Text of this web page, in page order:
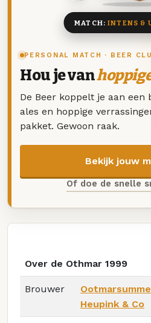
PERSONAL MATCH · BEER
Hou je van
De Beer koppelt je aan een
ales en hoppige
pakket. Gewoon raak.
Bekijk jouw
Of doe de snelle
MATCH:INTENS &
Over de Othmar 1999
Brouwer
Heupink & Co